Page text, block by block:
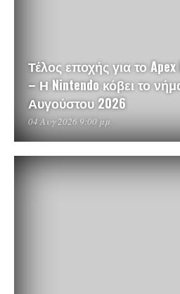
Τέλος εποχής για το
– Η Nintendo κόβει το
Αυγούστου 2026
04 Αυγ 2026 9:00 μμ